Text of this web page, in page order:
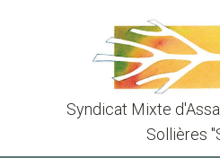
Syndicat Mixte
Sollières